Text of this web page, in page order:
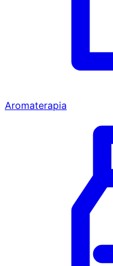
Aromaterapia